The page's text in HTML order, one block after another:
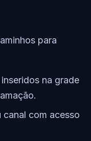
para
na grade
com acesso